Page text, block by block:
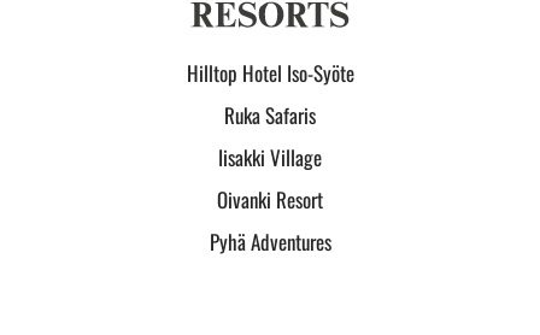
Hilltop Hotel Iso-Syöte
Ruka Safaris
Iisakki Village
Oivanki Resort
Pyhä Adventures